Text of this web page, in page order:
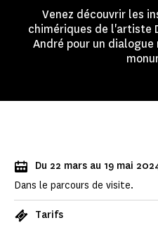
Venez découvrir les
chimériques de l'artiste
André pour un
Du 22 mars au 19 mai
Dans le parcours de visite.
Tarifs